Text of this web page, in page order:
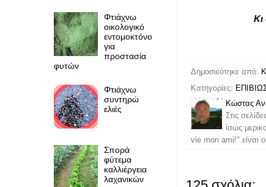
Δημοσιεύτηκε από:
Κατηγορίες:
Κώστας
Στις
ίσως
vie mon ami!" είναι
Φτιάχνω
οικολογικό
εντομοκτόνο
για
προστασία
φυτών
Φτιάχνω
συντηρώ
ελιές
Σπορά
φύτεμα
καλλιέργεια
λαχανικών